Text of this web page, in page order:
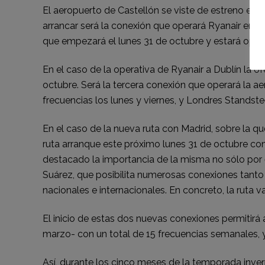
El aeropuerto de Castellón se viste de estreno en
arrancar será la conexión que operará Ryanair
que empezará el lunes 31 de octubre y estará
En el caso de la operativa de Ryanair a Dublín la
octubre. Será la tercera conexión que operará la
frecuencias los lunes y viernes, y Londres
En el caso de la nueva ruta con Madrid, sobre la
ruta arranque este próximo lunes 31 de octubre
destacado la importancia de la misma no sólo
Suárez, que posibilita numerosas conexiones
nacionales e internacionales. En concreto, la ruta
El inicio de estas dos nuevas conexiones
marzo- con un total de 15 frecuencias
Así, durante los cinco meses de la temporada